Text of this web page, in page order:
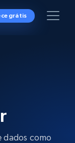
grátis
dados como